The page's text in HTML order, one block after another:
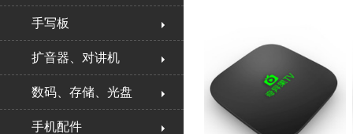
手写板
扩音器、对讲机
数码、存储、光盘
手机配件